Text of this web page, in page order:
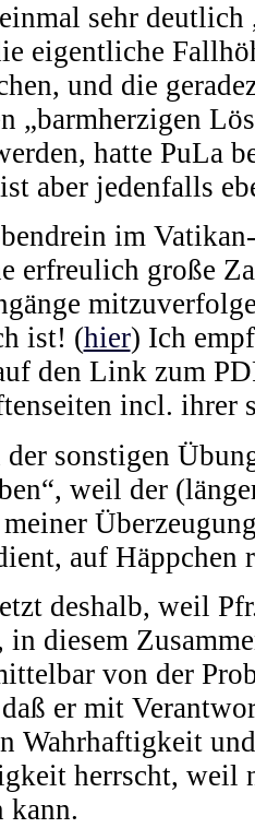
sehr deutlich
eigentliche
und die
„barmherzigen
hatte PuLa
aber jedenfalls
im
erfreulich große
ist! (hier) Ich
den Link zum
incl. ihrer
der sonstigen
weil der
auf Häppchen
deshalb, weil
in diesem
von der
er mit
Wahrhaftigkeit
herrscht, weil
kann.